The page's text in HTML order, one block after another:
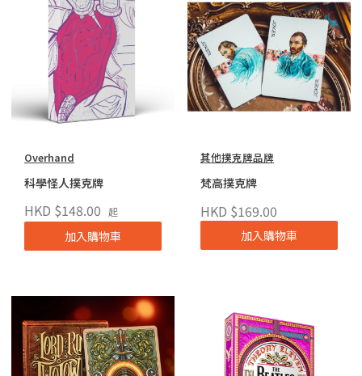
Overhand
科學怪人撲克牌
HKD $148.00 起
加入購物車
其他撲克牌品牌
梵高撲克牌
HKD $169.00
加入購物車